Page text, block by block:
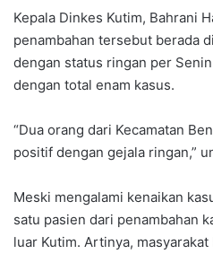
Kepala Dinkes Kutim, Bahrani
penambahan tersebut berada
dengan status ringan per
dengan total enam kasus.
“Dua orang dari Kecamatan
positif dengan gejala ringan,”
Meski mengalami kenaikan
satu pasien dari penambahan
luar Kutim. Artinya,